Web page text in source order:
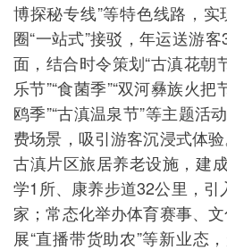
博探秘专线”等特色线路，
圈“一站式”接驳，年运送游
面，结合时令策划“古滇花朝
乐节”“食菌季”“双河彝族火把
鸥季”“古滇温泉节”等主题活
费场景，吸引游客沉浸式体
古滇片区旅居养老设施，建
学1所、康养步道32公里，引
家；常态化举办体育赛事、
展“直播带货助农”等新业态